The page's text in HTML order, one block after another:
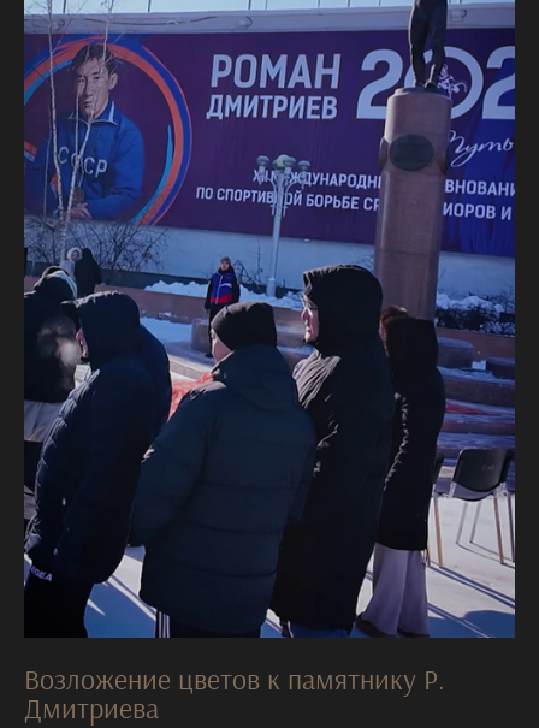
Возложение цветов к памятнику Р.
Дмитриева